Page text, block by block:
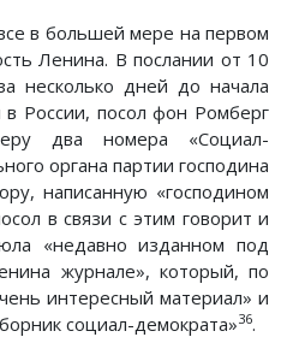
в большей мере на первом
Ленина. В послании от 10
несколько дней до начала
России, посол фон Ромберг
два номера «Социал-
органа партии господина
написанную «господином
в связи с этим говорит и
«недавно изданном под
журнале», который, по
интересный материал» и
социал-демократа»36.